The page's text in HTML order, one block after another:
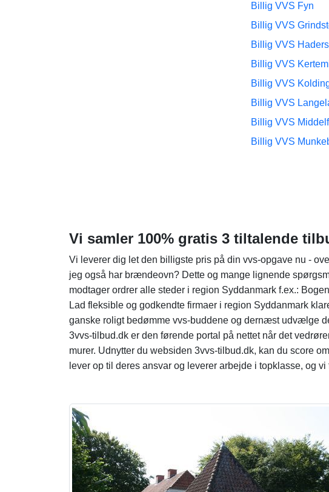
Billig VVS Fyn
Billig VVS
Billig VVS
Billig VVS
Billig VVS
Billig VVS
Billig VVS
Billig VVS
Vi samler 100% gratis 3 tiltalende
Vi leverer dig let den billigste pris på din vvs-opgave nu -
jeg også har brændeovn? Dette og mange lignende
modtager ordrer alle steder i region Syddanmark f.ex.:
Lad fleksible og godkendte firmaer i region Syddanmark
ganske roligt bedømme vvs-buddene og dernæst udvælge
3vvs-tilbud.dk er den førende portal på nettet når det
murer. Udnytter du websiden 3vvs-tilbud.dk, kan du score
lever op til deres ansvar og leverer arbejde i topklasse, og